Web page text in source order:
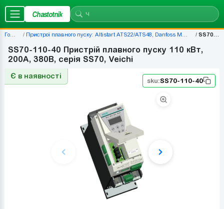
Chastotnik
Головна Пристрої плавного пуску: Altistart ATS22/ATS48, Danfoss MCD500, ціни — наявність | Chastotnik.ua SS70-110-40
SS70-110-40 Пристрій плавного пуску 110 кВт,
200А, 380В, серія SS70, Veichi
Є в наявності
sku:SS70-110-40